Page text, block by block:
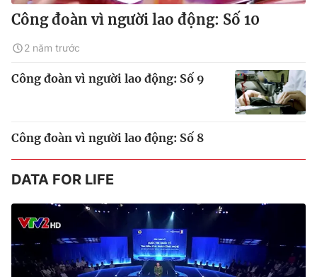
Công đoàn vì người lao động: Số 10
2 năm trước
Công đoàn vì người lao động: Số 9
Công đoàn vì người lao động: Số 8
DATA FOR LIFE